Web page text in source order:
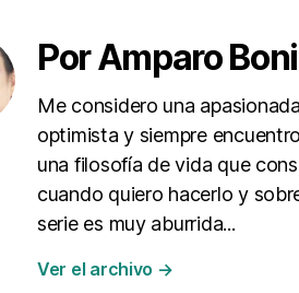
Por Amparo
Me considero una
optimista y siempre
una filosofía de vida que
cuando quiero hacerlo y
serie es muy aburrida...
Ver el archivo →